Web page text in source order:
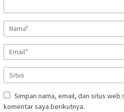
Simpan nama, email, dan situs web
komentar saya berikutnya.